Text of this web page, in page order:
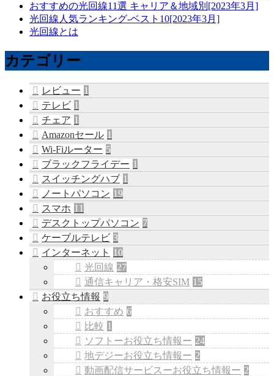
おすすめの光回線11選 キャリア＆地域別[2023年3月]
光回線人気ランキング-ベスト10[2023年3月]
光回線とは
カテゴリー
レビュー 1
テレビ 1
チェア 1
Amazonセール 1
Wi-Fiルーター 5
ブラックフライデー 1
スイッチングハブ 1
ノートパソコン 19
スマホ 11
デスクトップパソコン 7
ケーブルテレビ 3
インターネット
10
光回線 27
通信キャリア・格安SIM 15
お役立ち情報 9
おすすめ 6
比較 1
ソフトーお役立ち情報ー 24
地デジーお役立ち情報ー 2
動画配信サービスーお役立ち情報ー 2